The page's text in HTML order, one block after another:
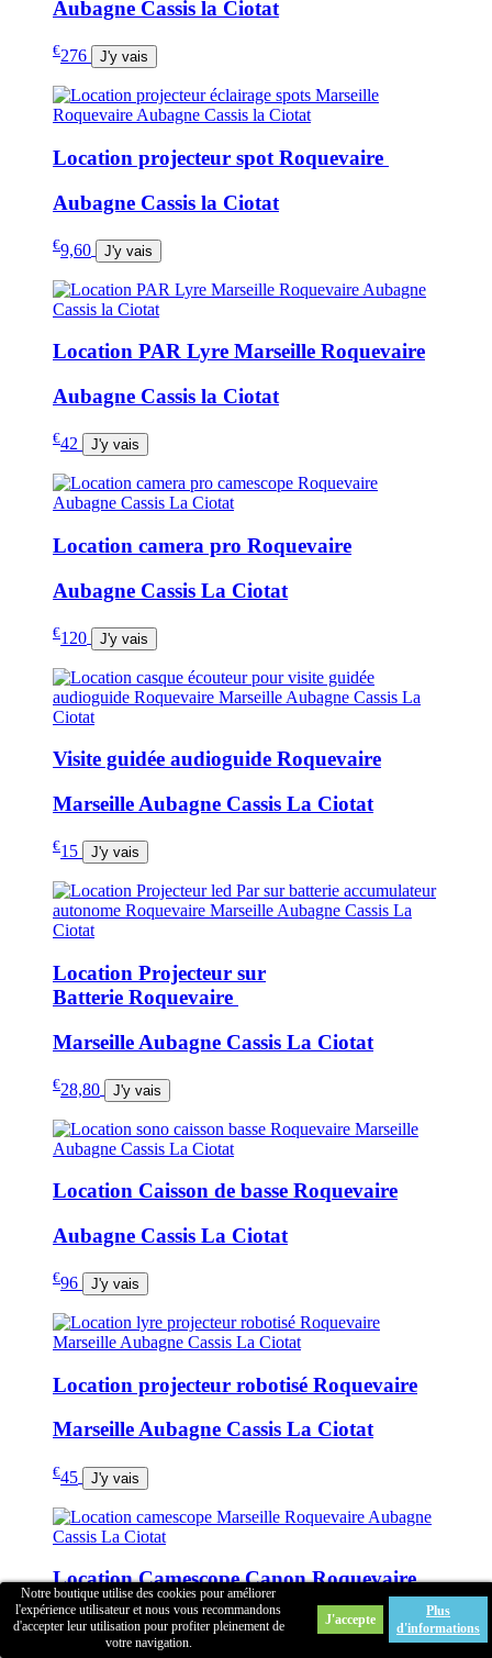
Notre boutique utilise des cookies pour améliorer
l'expérience utilisateur et nous vous recommandons
d'accepter leur utilisation pour profiter pleinement de
votre navigation.
J'accepte
Plus
d'informations
Aubagne Cassis la Ciotat
€276 J'y vais
Location projecteur spot Roquevaire
Aubagne Cassis la Ciotat
€9,60 J'y vais
Location PAR Lyre Marseille Roquevaire
Aubagne Cassis la Ciotat
€42 J'y vais
Location camera pro Roquevaire
Aubagne Cassis La Ciotat
€120 J'y vais
Visite guidée audioguide Roquevaire
Marseille Aubagne Cassis La Ciotat
€15 J'y vais
Location Projecteur sur
Batterie Roquevaire
Marseille Aubagne Cassis La Ciotat
€28,80 J'y vais
Location Caisson de basse Roquevaire
Aubagne Cassis La Ciotat
€96 J'y vais
Location projecteur robotisé Roquevaire
Marseille Aubagne Cassis La Ciotat
€45 J'y vais
Location Camescope Canon Roquevaire
Aubagne Cassis La Ciotat